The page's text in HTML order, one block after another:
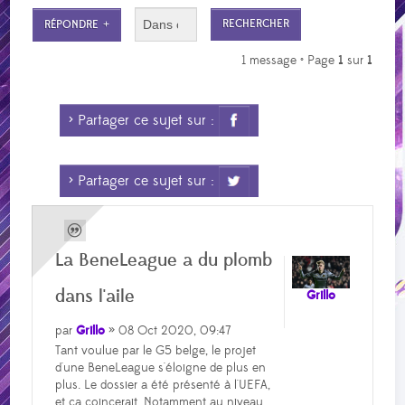
RÉPONDRE
1 message • Page 1 sur 1
> Partager ce sujet sur :
> Partager ce sujet sur :
La BeneLeague a du plomb
dans l'aile
parGrillo » 08 Oct 2020, 09:47
Tant voulue par le G5 belge, le projet
d'une BeneLeague s'éloigne de plus en
plus. Le dossier a été présenté à l'UEFA,
Grillo